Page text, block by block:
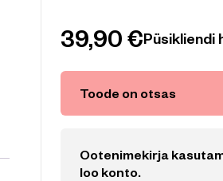
39,90€Püsikliendi
Toode on otsas
Ootenimekirja
loo konto.